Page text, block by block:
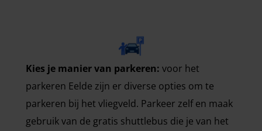
Kies je manier van parkeren: voor het
parkeren Eelde zijn er diverse opties om te
parkeren bij het vliegveld. Parkeer zelf en maak
gebruik van de gratis shuttlebus die je van het